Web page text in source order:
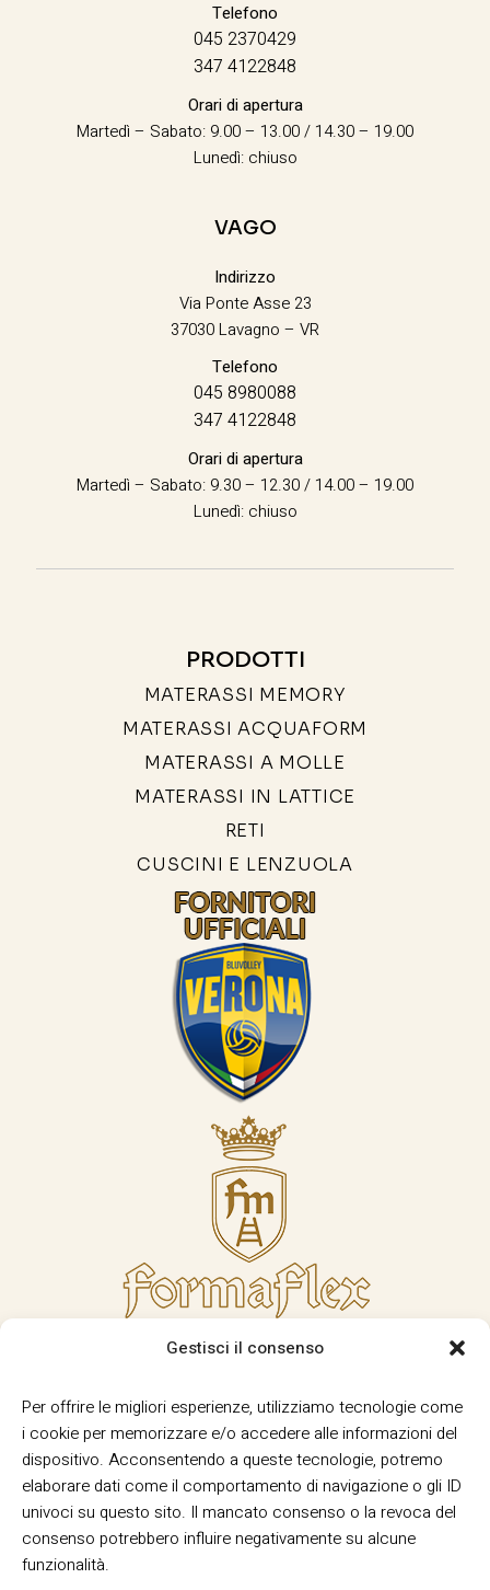
Gestisci il consenso
Per offrire le migliori esperienze, utilizziamo tecnologie come
i cookie per memorizzare e/o accedere alle informazioni del
dispositivo. Acconsentendo a queste tecnologie, potremo
elaborare dati come il comportamento di navigazione o gli ID
univoci su questo sito. Il mancato consenso o la revoca del
consenso potrebbero influire negativamente su alcune
funzionalità.
Telefono
045 2370429
347 4122848
Orari di apertura
Martedì – Sabato: 9.00 – 13.00 / 14.30 – 19.00
Lunedì: chiuso
VAGO
Indirizzo
Via Ponte Asse 23
37030 Lavagno – VR
Telefono
045 8980088
347 4122848
Orari di apertura
Martedì – Sabato: 9.30 – 12.30 / 14.00 – 19.00
Lunedì: chiuso
PRODOTTI
MATERASSI MEMORY
MATERASSI ACQUAFORM
MATERASSI A MOLLE
MATERASSI IN LATTICE
RETI
CUSCINI E LENZUOLA